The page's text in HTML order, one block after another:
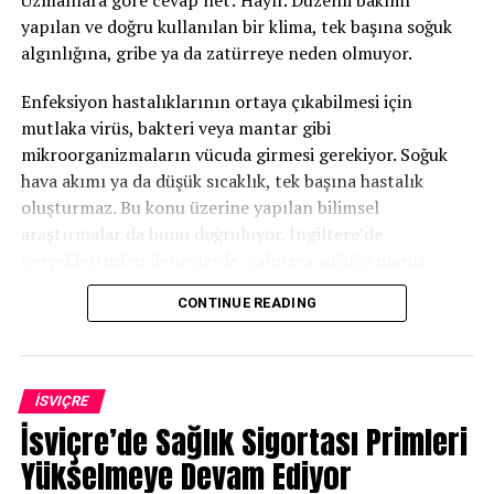
UP NEXT
Mikroplar Mikrodalgalarda Yeni Bir Yaşam Alanı Buldu
DON'T MISS
Yeni Mpox Varyantı ve Tatil Planlarınız: Risk Altında
mısınız?
yapılan ve doğru kullanılan bir klima, tek başına soğuk
algınlığına, gribe ya da zatürreye neden olmuyor.
Enfeksiyon hastalıklarının ortaya çıkabilmesi için
mutlaka virüs, bakteri veya mantar gibi
mikroorganizmaların vücuda girmesi gerekiyor. Soğuk
hava akımı ya da düşük sıcaklık, tek başına hastalık
oluşturmaz. Bu konu üzerine yapılan bilimsel
araştırmalar da bunu doğruluyor. İngiltere’de
kalan kişilerde değil, virüsle enfekte olan kişilerde
hastalık belirtilerinin geliştiği görüldü.
Peki neden birçok kişi klimalı ortamlarda boğaz ağrısı,
öksürük veya burun kuruluğu yaşıyor? Uzmanlara göre
bunun temel nedeni klimanın havadaki nem oranını
düşürmesi. Ortam havası kurudukça burun, boğaz ve
gözlerde bulunan mukozalar da kuruyor. Bu durum
CONTINUE READING
İSVIÇRE
İsviçre’de Sağlık Sigortası Primleri
Yükselmeye Devam Ediyor